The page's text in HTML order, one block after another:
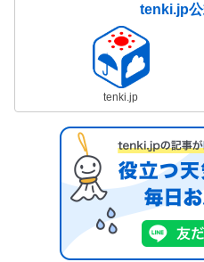
tenki.jp公
tenki.jp